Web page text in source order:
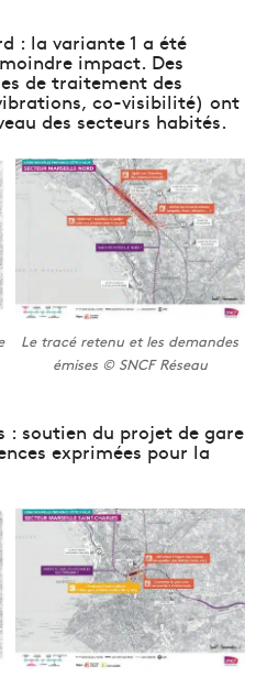
: la variante 1 a été
impact. Des
de traitement des
co-visibilité) ont
des secteurs habités.
Le tracé retenu et les demandes
émises © SNCF Réseau
: soutien du projet de gare
exprimées pour la